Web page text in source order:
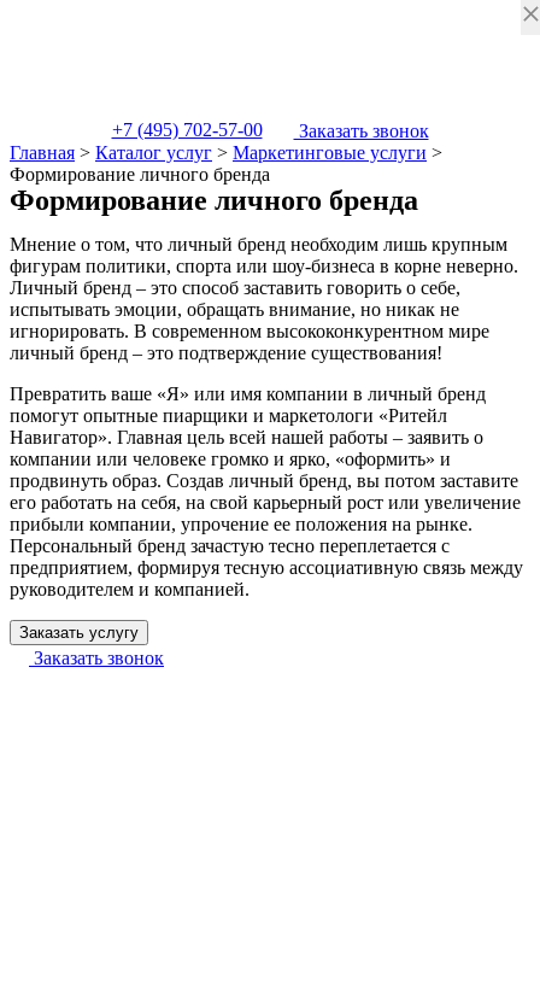
+7 (495) 702-57-00
Заказать звонок
Главная > Каталог услуг > Маркетинговые услуги >
Формирование личного бренда
Формирование личного бренда
Мнение о том, что личный бренд необходим лишь крупным
фигурам политики, спорта или шоу-бизнеса в корне неверно.
Личный бренд – это способ заставить говорить о себе,
испытывать эмоции, обращать внимание, но никак не
игнорировать. В современном высококонкурентном мире
личный бренд – это подтверждение существования!
Превратить ваше «Я» или имя компании в личный бренд
помогут опытные пиарщики и маркетологи «Ритейл
Навигатор». Главная цель всей нашей работы – заявить о
компании или человеке громко и ярко, «оформить» и
продвинуть образ. Создав личный бренд, вы потом заставите
его работать на себя, на свой карьерный рост или увеличение
прибыли компании, упрочение ее положения на рынке.
Персональный бренд зачастую тесно переплетается с
предприятием, формируя тесную ассоциативную связь между
руководителем и компанией.
Заказать услугу
Заказать звонок
×
×
×